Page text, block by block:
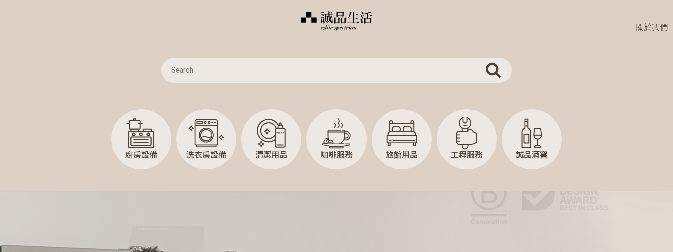
關於我們
廚房設備 洗衣房設備 清潔用品 咖啡服務 旅館用品 工程服務 誠品酒窖